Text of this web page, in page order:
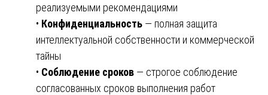
реализуемыми рекомендациями
• Конфиденциальность — полная защита
интеллектуальной собственности и коммерческой
тайны
• Соблюдение сроков — строгое соблюдение
согласованных сроков выполнения работ